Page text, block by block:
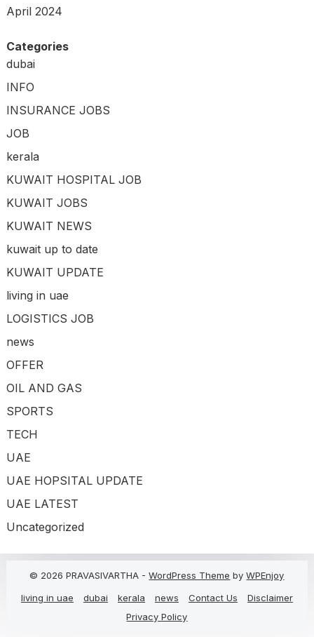
April 2024
Categories
dubai
INFO
INSURANCE JOBS
JOB
kerala
KUWAIT HOSPITAL JOB
KUWAIT JOBS
KUWAIT NEWS
kuwait up to date
KUWAIT UPDATE
living in uae
LOGISTICS JOB
news
OFFER
OIL AND GAS
SPORTS
TECH
UAE
UAE HOPSITAL UPDATE
UAE LATEST
Uncategorized
© 2026 PRAVASIVARTHA -WordPress Theme byWPEnjoy
living in uae
dubai kerala news Contact Us
Disclaimer
Privacy Policy